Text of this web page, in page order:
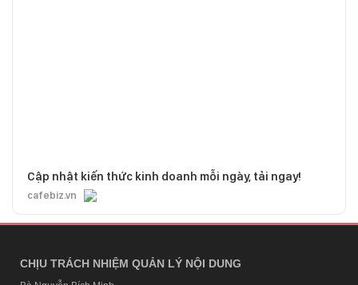
Cập nhật kiến thức kinh doanh mỗi ngày, tải ngay!
cafebiz.vn
CHỊU TRÁCH NHIỆM QUẢN LÝ NỘI DUNG